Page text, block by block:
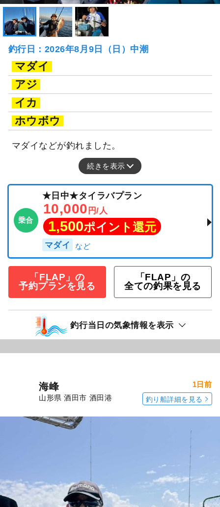
釣行日：2026年8月9日（日）中潮
マダイ
アジ
イカ
ホウボウ
マダイなどが釣れました。
続きを表示
乗合
★日中★タイラバプラン
10,000 円/人
1,500ポイント還元
マダイ
「FLAP」の
予約プランを見る
「FLAP」の
全ての釣果を見る
釣行当日の気象情報を表示
海峰
山形県 酒田市 酒田港
1日前
釣り船詳細を見る